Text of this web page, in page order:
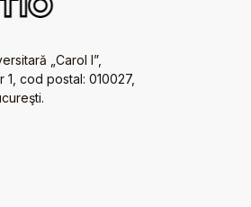
„Carol I”,
1, cod postal: 010027,